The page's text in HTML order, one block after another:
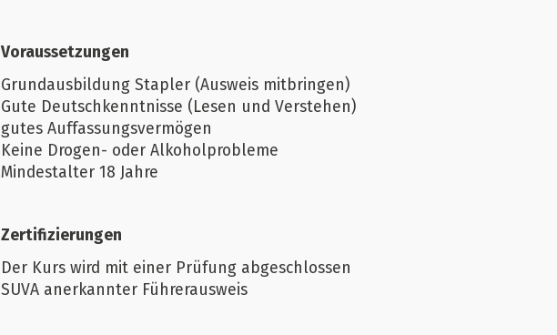
Voraussetzungen
Grundausbildung Stapler (Ausweis mitbringen)
Gute Deutschkenntnisse (Lesen und Verstehen)
gutes Auffassungsvermögen
Keine Drogen- oder Alkoholprobleme
Mindestalter 18 Jahre
Zertifizierungen
Der Kurs wird mit einer Prüfung abgeschlossen
SUVA anerkannter Führerausweis